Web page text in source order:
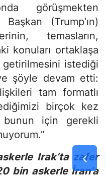
görüşmekten
(Trump’ın)
temasların,
konuları ortaklaşa
istediği
şöyle devam etti:
tam formatlı
birçok kez
için gerekli
Irak’ta zafer
bin askerle İran’a